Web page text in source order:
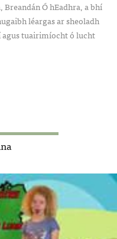
Ó hEadhra, a bhí
léargas ar sheoladh
agus tuairimíocht ó lucht